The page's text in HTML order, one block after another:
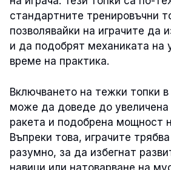
стандартните тренировъчни
позволявайки на играчите да
и да подобрят механиката на
време на практика.
Включването на тежки топки в
може да доведе до увеличена
ракета и подобрена мощност
Въпреки това, играчите
разумно, за да избегнат
навици или натоварване на